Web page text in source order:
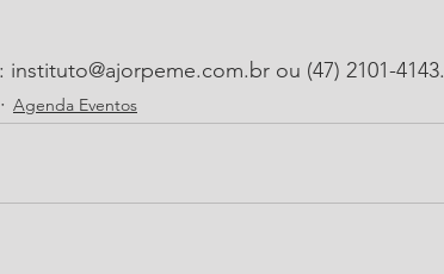
instituto@ajorpeme.com.br ou (47) 2101-4143.
Agenda Eventos